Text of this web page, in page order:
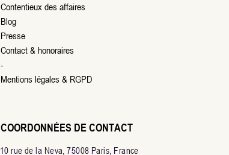
Contentieux des affaires
Blog
Presse
Contact & honoraires
-
Mentions légales & RGPD
COORDONNÉES DE CONTACT
10 rue de la Neva, 75008 Paris, France